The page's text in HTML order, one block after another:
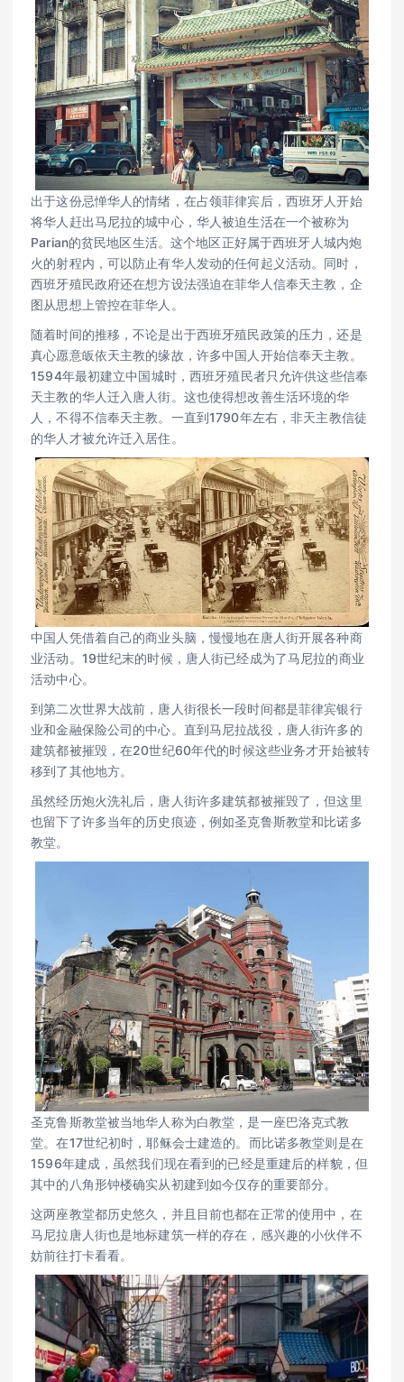
出于这份忌惮华人的情绪，在占领菲律宾后，西班牙人开始
将华人赶出马尼拉的城中心，华人被迫生活在一个被称为
Parian的贫民地区生活。这个地区正好属于西班牙人城内炮
火的射程内，可以防止有华人发动的任何起义活动。同时，
西班牙殖民政府还在想方设法强迫在菲华人信奉天主教，企
图从思想上管控在菲华人。
随着时间的推移，不论是出于西班牙殖民政策的压力，还是
真心愿意皈依天主教的缘故，许多中国人开始信奉天主教。
1594年最初建立中国城时，西班牙殖民者只允许供这些信奉
天主教的华人迁入唐人街。这也使得想改善生活环境的华
人，不得不信奉天主教。一直到1790年左右，非天主教信徒
的华人才被允许迁入居住。
中国人凭借着自己的商业头脑，慢慢地在唐人街开展各种商
业活动。19世纪末的时候，唐人街已经成为了马尼拉的商业
活动中心。
到第二次世界大战前，唐人街很长一段时间都是菲律宾银行
业和金融保险公司的中心。直到马尼拉战役，唐人街许多的
建筑都被摧毁，在20世纪60年代的时候这些业务才开始被转
移到了其他地方。
虽然经历炮火洗礼后，唐人街许多建筑都被摧毁了，但这里
也留下了许多当年的历史痕迹，例如圣克鲁斯教堂和比诺多
教堂。
圣克鲁斯教堂被当地华人称为白教堂，是一座巴洛克式教
堂。在17世纪初时，耶稣会士建造的。而比诺多教堂则是在
1596年建成，虽然我们现在看到的已经是重建后的样貌，但
其中的八角形钟楼确实从初建到如今仅存的重要部分。
这两座教堂都历史悠久，并且目前也都在正常的使用中，在
马尼拉唐人街也是地标建筑一样的存在，感兴趣的小伙伴不
妨前往打卡看看。